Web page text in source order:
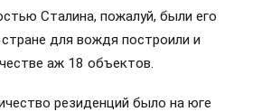
Сталина, пожалуй, были его
для вождя построили и
аж 18 объектов.
резиденций было на юге